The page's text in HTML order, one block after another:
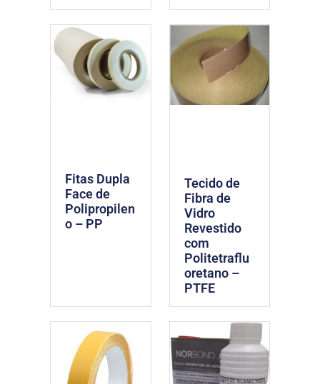
Fitas Dupla
Face de
Polipropilen
o – PP
Tecido de
Fibra de
Vidro
Revestido
com
Politetraflu
oretano –
PTFE